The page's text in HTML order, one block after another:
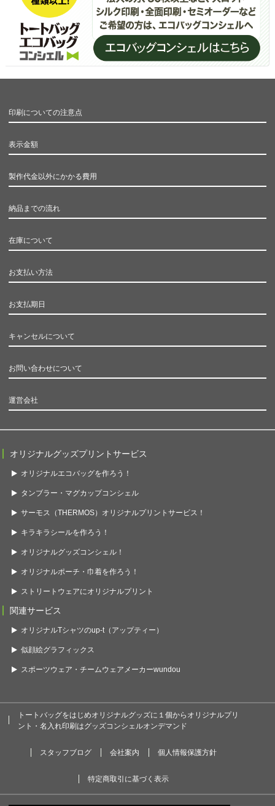
印刷についての注意点
表示金額
製作代金以外にかかる費用
納品までの流れ
在庫について
お支払い方法
お支払期日
キャンセルについて
お問い合わせについて
運営会社
オリジナルグッズプリントサービス
オリジナルエコバッグを作ろう！
タンブラー・マグカップコンシェル
サーモス（THERMOS）オリジナルプリントサービス！
キラキラシールを作ろう！
オリジナルグッズコンシェル！
オリジナルポーチ・巾着を作ろう！
ストリートウェアにオリジナルプリント
関連サービス
オリジナルTシャツのup-t（アップティー）
似顔絵グラフィックス
スポーツウェア・チームウェアメーカーwundou
トートバッグをはじめオリジナルグッズに１個からオリジナルプリ
ント・名入れ印刷はグッズコンシェルオンデマンド
スタッフブログ 会社案内 個人情報保護方針
特定商取引に基づく表示